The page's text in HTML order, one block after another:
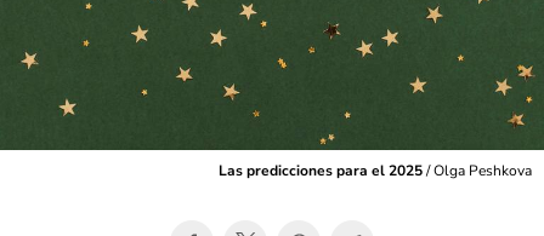
Las predicciones para el 2025/Olga Peshkova